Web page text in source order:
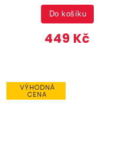
449 Kč
Do košíku
VÝHODNÁ
CENA